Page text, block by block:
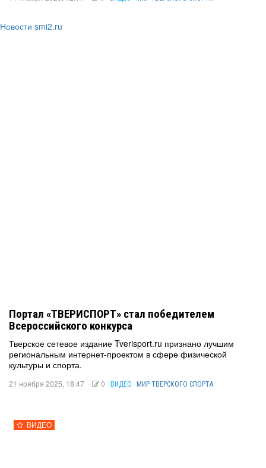
Новости smi2.ru
Портал «ТВЕРИСПОРТ» стал победителем
Всероссийского конкурса
Тверское сетевое издание Tverisport.ru признано лучшим
региональным интернет-проектом в сфере физической
культуры и спорта.
21 ноября 2025, 18:47 0 ВИДЕО МИР ТВЕРСКОГО СПОРТА
ВИДЕО